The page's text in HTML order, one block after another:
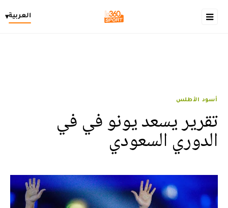
العربية▾
أسود الأطلس
تقرير يسعد يونو في في
الدوري السعودي